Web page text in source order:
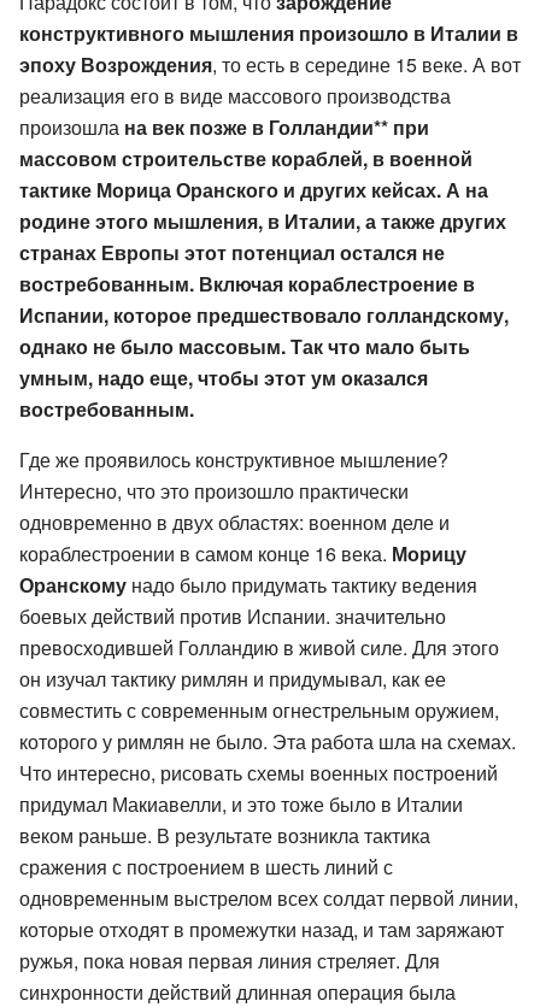
конструктивного мышления произошло в Италии в
эпоху Возрождения, то есть в середине 15 веке. А вот
реализация его в виде массового производства
произошла на век позже в Голландии** при
массовом строительстве кораблей, в военной
тактике Морица Оранского и других кейсах. А на
родине этого мышления, в Италии, а также других
странах Европы этот потенциал остался не
востребованным. Включая кораблестроение в
Испании, которое предшествовало голландскому,
однако не было массовым. Так что мало быть
умным, надо еще, чтобы этот ум оказался
востребованным.
Где же проявилось конструктивное мышление?
Интересно, что это произошло практически
одновременно в двух областях: военном деле и
кораблестроении в самом конце 16 века. Морицу
Оранскому надо было придумать тактику ведения
боевых действий против Испании. значительно
превосходившей Голландию в живой силе. Для этого
он изучал тактику римлян и придумывал, как ее
совместить с современным огнестрельным оружием,
которого у римлян не было. Эта работа шла на схемах.
Что интересно, рисовать схемы военных построений
придумал Макиавелли, и это тоже было в Италии
веком раньше. В результате возникла тактика
сражения с построением в шесть линий с
одновременным выстрелом всех солдат первой линии,
которые отходят в промежутки назад, и там заряжают
ружья, пока новая первая линия стреляет. Для
синхронности действий длинная операция была